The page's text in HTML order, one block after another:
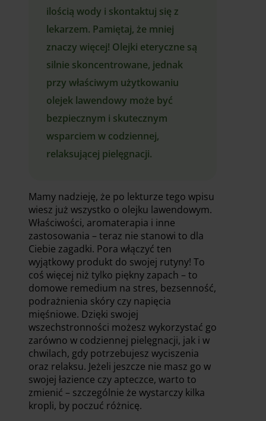
ilością wody i skontaktuj się z
lekarzem. Pamiętaj, że mniej
znaczy więcej! Olejki eteryczne są
silnie skoncentrowane, jednak
przy właściwym użytkowaniu
olejek lawendowy może być
bezpiecznym i skutecznym
wsparciem w codziennej,
relaksującej pielęgnacji.
Mamy nadzieję, że po lekturze tego wpisu
wiesz już wszystko o olejku lawendowym.
Właściwości, aromaterapia i inne
zastosowania – teraz nie stanowi to dla
Ciebie zagadki. Pora włączyć ten
wyjątkowy produkt do swojej rutyny! To
coś więcej niż tylko piękny zapach – to
domowe remedium na stres, bezsenność,
podrażnienia skóry czy napięcia
mięśniowe. Dzięki swojej
wszechstronności możesz wykorzystać go
zarówno w codziennej pielęgnacji, jak i w
chwilach, gdy potrzebujesz wyciszenia
oraz relaksu. Jeżeli jeszcze nie masz go w
swojej łazience czy apteczce, warto to
zmienić – szczególnie że wystarczy kilka
kropli, by poczuć różnicę.